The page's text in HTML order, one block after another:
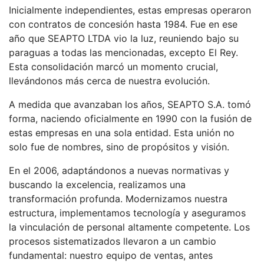
Inicialmente independientes, estas empresas operaron
con contratos de concesión hasta 1984. Fue en ese
año que SEAPTO LTDA vio la luz, reuniendo bajo su
paraguas a todas las mencionadas, excepto El Rey.
Esta consolidación marcó un momento crucial,
llevándonos más cerca de nuestra evolución.
A medida que avanzaban los años, SEAPTO S.A. tomó
forma, naciendo oficialmente en 1990 con la fusión de
estas empresas en una sola entidad. Esta unión no
solo fue de nombres, sino de propósitos y visión.
En el 2006, adaptándonos a nuevas normativas y
buscando la excelencia, realizamos una
transformación profunda. Modernizamos nuestra
estructura, implementamos tecnología y aseguramos
la vinculación de personal altamente competente. Los
procesos sistematizados llevaron a un cambio
fundamental: nuestro equipo de ventas, antes